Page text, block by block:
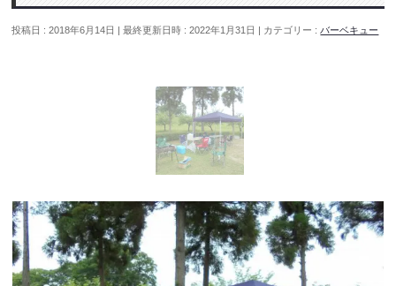
投稿日 : 2018年6月14日 最終更新日時 : 2022年1月31日 カテゴリー : バーベキュー